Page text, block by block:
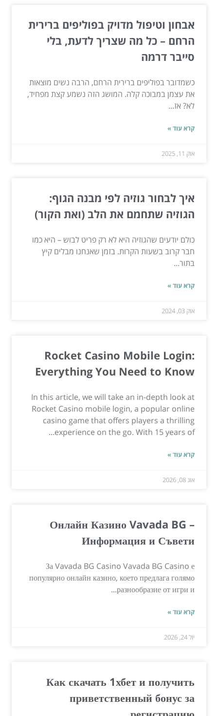
אבחון וטיפול מדויק בפוליפים ברירית
הרחם – כל מה שצריך לדעת, בלי
סייבר דרמה
כשמדובר בפוליפים ברירית הרחם, הרבה נשים מוצאות
את עצמן במבוכה קלה. המושג הזה נשמע קצת מפחיד,
לא? אז...
קרא עוד »
אוק 11, 2025
איך לבחור גוזיה לפי מבנה הגוף:
הגוזיה שתחמם את הלב (ואת הקור)
כולם יודעים שהגוזיה היא לא רק פריט לבוש – היא כמו
חבר קרוב בשעות הקרות. בזמן שאנחנו מבלים קיץ
בתור...
קרא עוד »
אוק 03, 2024
Rocket Casino Mobile Login:
Everything You Need to Know
In this article, we will take an in-depth look at
Rocket Casino mobile login, a popular online
casino game that offers players a thrilling
experience on the go. With 15 years of...
קרא עוד »
אוג 08, 2026
Онлайн Казино Vavada BG –
Информация и Съвети
За Vavada BG Casino Vavada BG Casino е
популярно онлайн казино, което предлага голямо
разнообразие от игри и...
קרא עוד »
יול 24, 2026
Как скачать 1хбет и получить
приветственный бонус за